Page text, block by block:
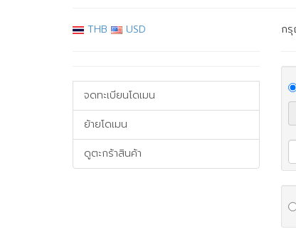
THB USD
จดทะเบียนโดเมน
ย้ายโดเมน
ดูตะกร้าสินค้า
ก